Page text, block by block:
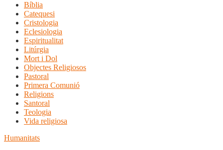
Bíblia
Catequesi
Cristologia
Eclesiologia
Espiritualitat
Litúrgia
Mort i Dol
Objectes Religiosos
Pastoral
Primera Comunió
Religions
Santoral
Teologia
Vida religiosa
Humanitats